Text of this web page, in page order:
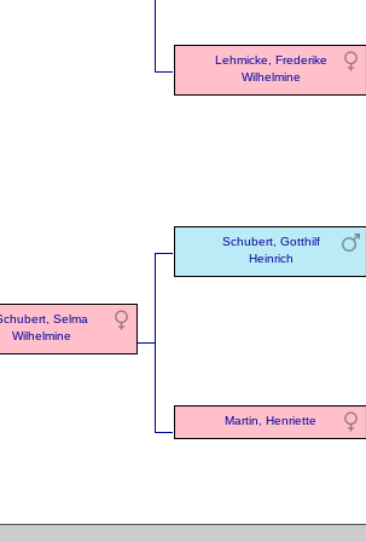
Lehmicke, Frederike
Wilhelmine
Selma
Wilhelmine
Schubert, Gotthilf
Heinrich
Martin, Henriette